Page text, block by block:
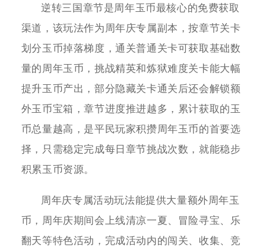
逆转三国章节是周年玉币最核心的免费获取
渠道，该玩法作为周年庆专属副本，按章节关卡
划分玉币掉落梯度，通关普通关卡可获取基础数
量的周年玉币，挑战精英和炼狱难度关卡能大幅
提升玉币产出，部分隐藏关卡通关后还会解锁额
外玉币宝箱，章节进度推进越多，累计获取的玉
币总量越高，是平民玩家积攒周年玉币的首要选
择，只需稳定完成每日章节挑战次数，就能稳步
积累玉币资源。
周年庆专属活动玩法能提供大量额外周年玉
币，周年庆期间会上线清凉一夏、冒险寻宝、乐
翻天等特色活动，完成活动内的闯关、收集、竞